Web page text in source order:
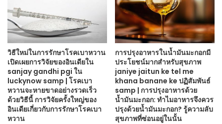
วิธีใหม่ในการรักษาโรคเบาหวาน
เปิดเผยการวิจัยของอินเดียใน
sanjay gandhi pgi ใน
luckynow samp | โรคเบา
หวานจะหายขาดอย่างรวดเร็ว
ด้วยวิธีนี้ การวิจัยครั้งใหญ่ของ
อินเดียเกี่ยวกับการรักษาโรคเบา
หวาน
การปรุงอาหารในน้ำมันมะกอกมี
ประโยชน์มากสำหรับสุขภาพ
janiye jaitun ke tel me
khana banane ke ปฏิสัมพันธ์
samp | การปรุงอาหารด้วย
น้ำมันมะกอก: ทำไมอาหารจึงควร
ปรุงด้วยน้ำมันมะกอก? รู้ความลับ
สุขภาพที่ซ่อนอยู่ในนั้น